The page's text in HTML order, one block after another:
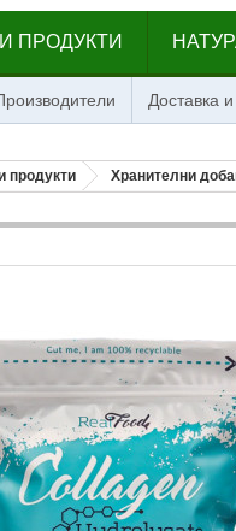
ПРОДУКТИ
Доставка
продукти Хранителни